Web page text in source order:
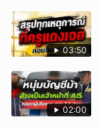
03:50
02:00